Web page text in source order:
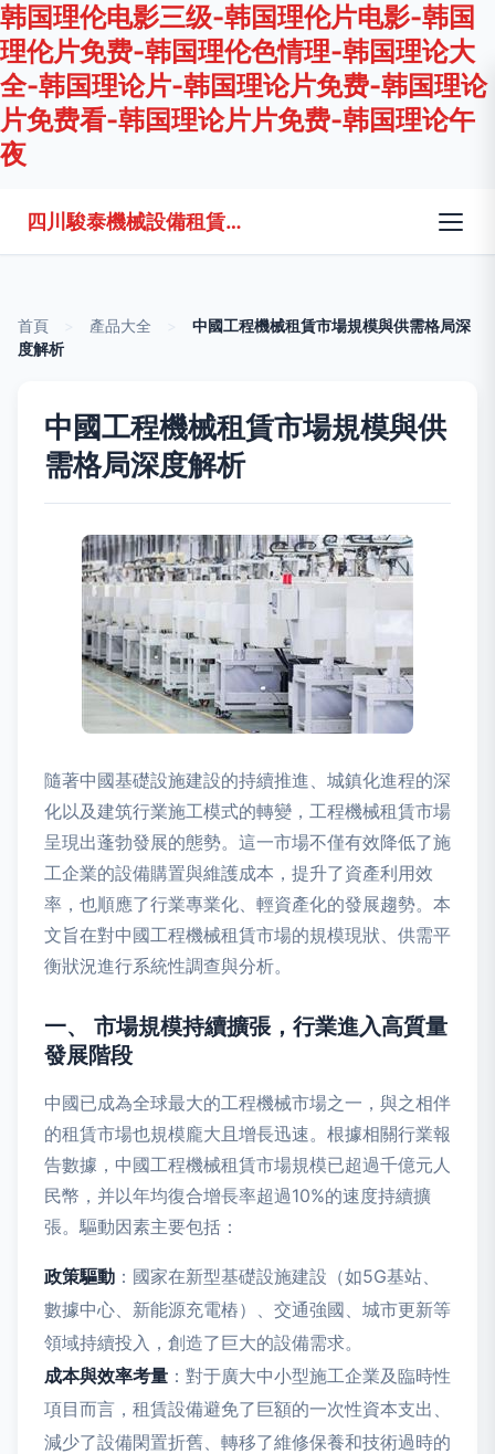
韩国理伦电影三级-韩国理伦片电影-韩国
理伦片免费-韩国理伦色情理-韩国理论大
全-韩国理论片-韩国理论片免费-韩国理论
片免费看-韩国理论片片免费-韩国理论午
夜
四川駿泰機械設備租賃有限公司
首頁 產品大全
中國工程機械租賃市場規模與供需格局深
度解析
中國工程機械租賃市場規模與供
需格局深度解析
隨著中國基礎設施建設的持續推進、城鎮化進程的深
化以及建筑行業施工模式的轉變，工程機械租賃市場
呈現出蓬勃發展的態勢。這一市場不僅有效降低了施
工企業的設備購置與維護成本，提升了資產利用效
率，也順應了行業專業化、輕資產化的發展趨勢。本
文旨在對中國工程機械租賃市場的規模現狀、供需平
衡狀況進行系統性調查與分析。
一、 市場規模持續擴張，行業進入高質量
發展階段
中國已成為全球最大的工程機械市場之一，與之相伴
的租賃市場也規模龐大且增長迅速。根據相關行業報
告數據，中國工程機械租賃市場規模已超過千億元人
民幣，并以年均復合增長率超過10%的速度持續擴
張。驅動因素主要包括：
政策驅動 ：國家在新型基礎設施建設（如5G基站、
數據中心、新能源充電樁）、交通強國、城市更新等
領域持續投入，創造了巨大的設備需求。
成本與效率考量 ：對于廣大中小型施工企業及臨時性
項目而言，租賃設備避免了巨額的一次性資本支出、
減少了設備閑置折舊、轉移了維修保養和技術過時的